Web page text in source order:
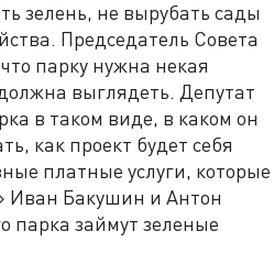
зелень, не вырубать сады
Председатель Совета
парку нужна некая
выглядеть. Депутат
в таком виде, в каком он
как проект будет себя
платные услуги, которые
Иван Бакушин и Антон
парка займут зеленые